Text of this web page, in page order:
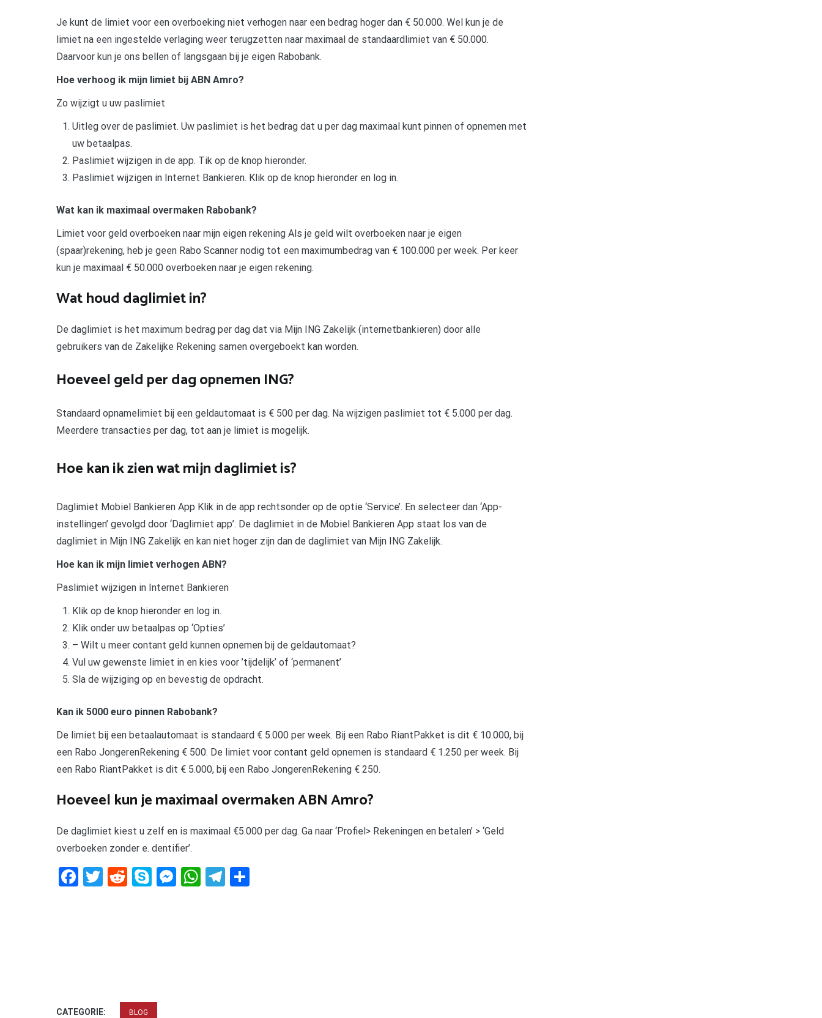
Je kunt de limiet voor een overboeking niet verhogen naar een bedrag hoger dan € 50.000. Wel kun je de
limiet na een ingestelde verlaging weer terugzetten naar maximaal de standaardlimiet van € 50.000.
Daarvoor kun je ons bellen of langsgaan bij je eigen Rabobank.
Hoe verhoog ik mijn limiet bij ABN Amro?
Zo wijzigt u uw paslimiet
Uitleg over de paslimiet. Uw paslimiet is het bedrag dat u per dag maximaal kunt pinnen of opnemen met
uw betaalpas.
Paslimiet wijzigen in de app. Tik op de knop hieronder.
Paslimiet wijzigen in Internet Bankieren. Klik op de knop hieronder en log in.
Wat kan ik maximaal overmaken Rabobank?
Limiet voor geld overboeken naar mijn eigen rekening Als je geld wilt overboeken naar je eigen
(spaar)rekening, heb je geen Rabo Scanner nodig tot een maximumbedrag van € 100.000 per week. Per keer
kun je maximaal € 50.000 overboeken naar je eigen rekening.
Wat houd daglimiet in?
De daglimiet is het maximum bedrag per dag dat via Mijn ING Zakelijk (internetbankieren) door alle
gebruikers van de Zakelijke Rekening samen overgeboekt kan worden.
Hoeveel geld per dag opnemen ING?
Standaard opnamelimiet bij een geldautomaat is € 500 per dag. Na wijzigen paslimiet tot € 5.000 per dag.
Meerdere transacties per dag, tot aan je limiet is mogelijk.
Hoe kan ik zien wat mijn daglimiet is?
Daglimiet Mobiel Bankieren App Klik in de app rechtsonder op de optie ‘Service’. En selecteer dan ‘App-
instellingen’ gevolgd door ‘Daglimiet app’. De daglimiet in de Mobiel Bankieren App staat los van de
daglimiet in Mijn ING Zakelijk en kan niet hoger zijn dan de daglimiet van Mijn ING Zakelijk.
Hoe kan ik mijn limiet verhogen ABN?
Paslimiet wijzigen in Internet Bankieren
Klik op de knop hieronder en log in.
Klik onder uw betaalpas op ‘Opties’
– Wilt u meer contant geld kunnen opnemen bij de geldautomaat?
Vul uw gewenste limiet in en kies voor ’tijdelijk’ of ‘permanent’
Sla de wijziging op en bevestig de opdracht.
Kan ik 5000 euro pinnen Rabobank?
De limiet bij een betaalautomaat is standaard € 5.000 per week. Bij een Rabo RiantPakket is dit € 10.000, bij
een Rabo JongerenRekening € 500. De limiet voor contant geld opnemen is standaard € 1.250 per week. Bij
een Rabo RiantPakket is dit € 5.000, bij een Rabo JongerenRekening € 250.
Hoeveel kun je maximaal overmaken ABN Amro?
De daglimiet kiest u zelf en is maximaal €5.000 per dag. Ga naar ‘Profiel> Rekeningen en betalen’ > ‘Geld
overboeken zonder e. dentifier’.
Facebook
Twitter
RedditSkypeMessenger
WhatsApp
Telegram
CATEGORIE: BLOG